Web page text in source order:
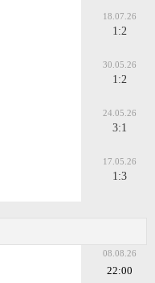
18.07.26
1:2
30.05.26
1:2
24.05.26
3:1
17.05.26
1:3
08.08.26
22:00